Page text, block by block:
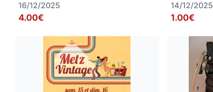
16/12/2025
4.00€
14/12/2025
1.00€